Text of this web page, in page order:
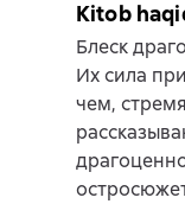
Kitob
Блеск
Их сила
чем,